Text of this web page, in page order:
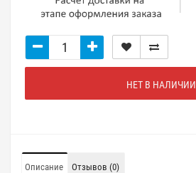
НЕТ В НАЛИЧИИ
Описание Отзывов (0)